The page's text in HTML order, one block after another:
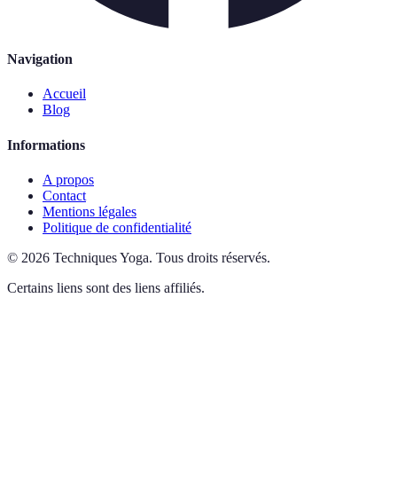
Navigation
Accueil
Blog
Informations
A propos
Contact
Mentions légales
Politique de confidentialité
© 2026 Techniques Yoga. Tous droits réservés.
Certains liens sont des liens affiliés.